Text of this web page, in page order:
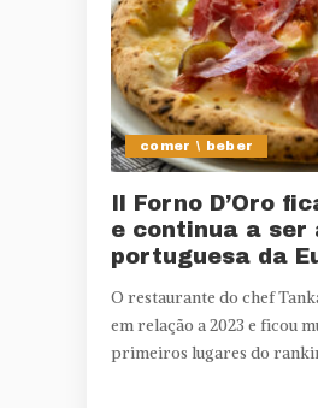
comer \ beber
Il Forno D’Oro
e continua a ser
portuguesa da
O restaurante do chef
em relação a 2023 e ficou
primeiros lugares do